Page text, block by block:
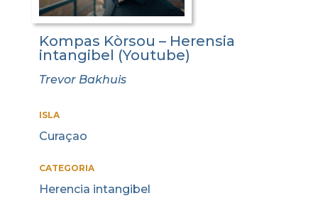
Kompas Kòrsou – Herensia
intangibel (Youtube)
Trevor Bakhuis
ISLA
Curaçao
CATEGORIA
Herencia intangibel